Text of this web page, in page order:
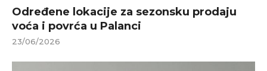
Određene lokacije za sezonsku prodaju
voća i povrća u Palanci
23/06/2026